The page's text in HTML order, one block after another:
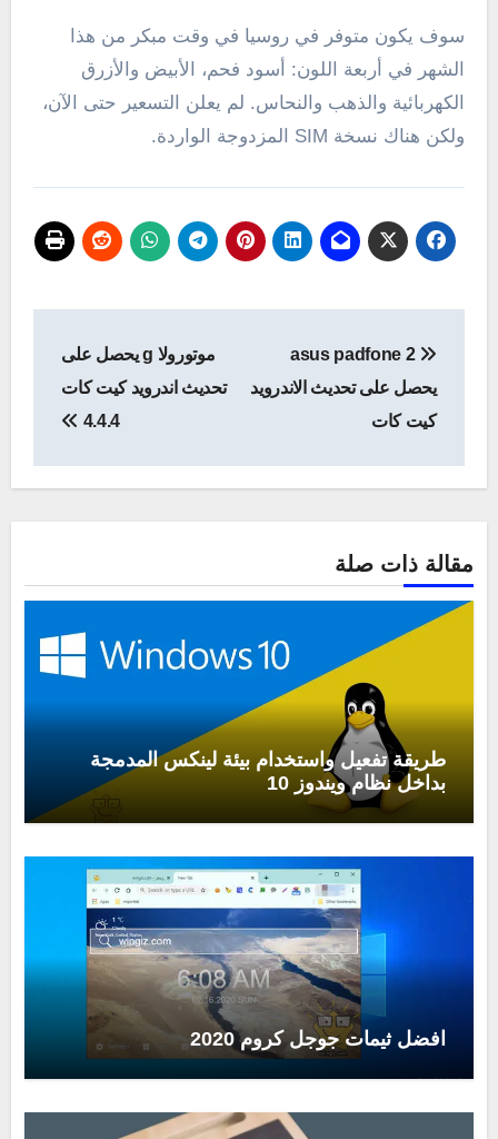
سوف يكون متوفر في روسيا في وقت مبكر من هذا
الشهر في أربعة اللون: أسود فحم،
الأبيض والأزرق
الكهربائية و الذهب والنحاس. لم يعلن التسعير حتى الآن،
ولكن هناك نسخة SIM المزدوجة الواردة.
المقالات
asus padfone 2
يحصل على تحديث الاندرويد
كيت كات
موتورولا g يحصل على
تحديث اندرويد كيت كات
4.4.4
مقالة ذات صلة
طريقة تفعيل واستخدام بيئة لينكس المدمجة
بداخل نظام ويندوز 10
افضل ثيمات جوجل كروم 2020